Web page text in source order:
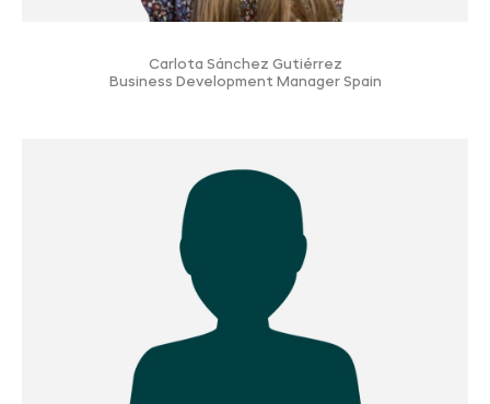
Carlota Sánchez Gutiérrez
Business Development Manager Spain